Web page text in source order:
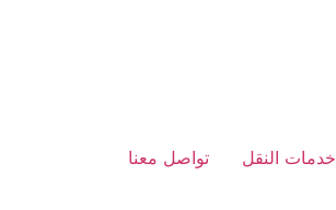
خدمات النقل تواصل معنا